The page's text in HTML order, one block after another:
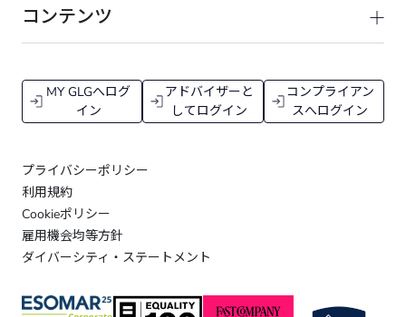
コンテンツ
MY GLGへログ
イン
アドバイザーと
してログイン
コンプライアン
スへログイン
プライバシーポリシー
利用規約
Cookieポリシー
雇用機会均等方針
ダイバーシティ・ステートメント